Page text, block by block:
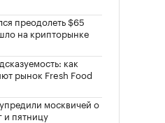
преодолеть $65
на крипторынке
как
рынок Fresh Food
москвичей о
и пятницу